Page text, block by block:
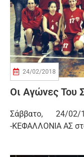
24/02/2018
Οι Αγώνες Του
Σάββατο, 24/
-ΚΕΦΑΛΛΟΝΙΑ ΑΣ